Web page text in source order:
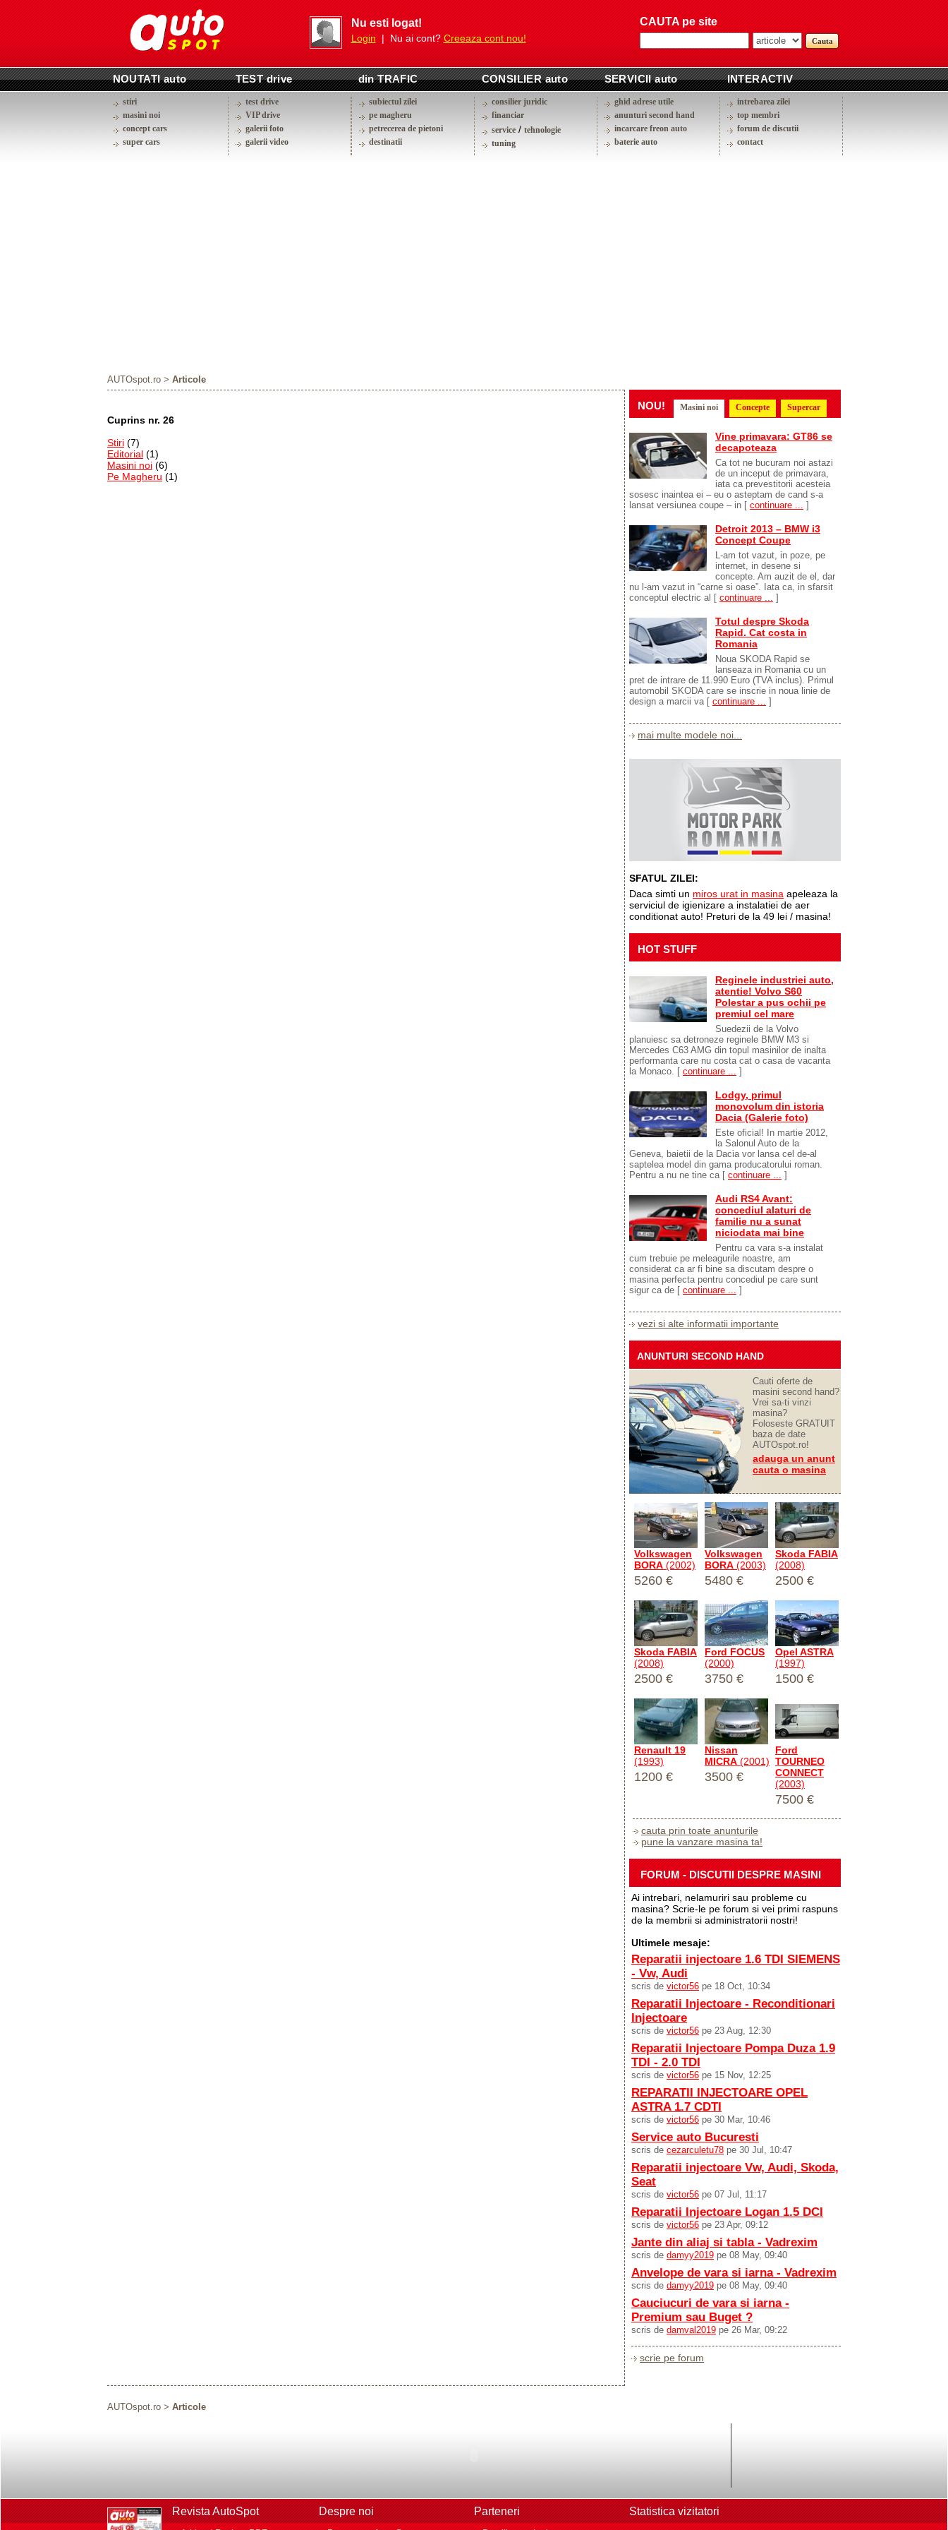
Nu esti logat!
Login| Nu ai cont?Creeaza cont nou!
CAUTA pe site
NOUTATI auto TEST drive din TRAFIC CONSILIER auto SERVICII auto INTERACTIV
stiri
masini noi
concept cars
super cars
test drive
VIP drive
galerii foto
galerii video
subiectul zilei
pe magheru
petrecerea de pietoni
destinatii
consilier juridic
financiar
service/ tehnologie
tuning
ghid adrese utile
anunturi second hand
incarcare freon auto
baterie auto
intrebarea zilei
top membri
forum de discutii
contact
AUTOspot.ro > Articole
Cuprins nr. 26
Stiri (7)
Editorial (1)
Masini noi (6)
Pe Magheru (1)
NOU! Masini noi Concepte Supercar
Vine primavara: GT86 se
decapoteaza
Ca tot ne bucuram noi astazi
de un inceput de primavara,
iata ca prevestitorii acesteia
sosesc inaintea ei – eu o asteptam de cand s-a
lansat versiunea coupe – in [ continuare ... ]
Detroit 2013 – BMW i3
Concept Coupe
L-am tot vazut, in poze, pe
internet, in desene si
concepte. Am auzit de el, dar
nu l-am vazut in “carne si oase”. Iata ca, in sfarsit
conceptul electric al [ continuare ... ]
Totul despre Skoda
Rapid. Cat costa in
Romania
Noua SKODA Rapid se
lanseaza in Romania cu un
pret de intrare de 11.990 Euro (TVA inclus). Primul
automobil SKODA care se inscrie in noua linie de
design a marcii va [ continuare ... ]
mai multe modele noi...
SFATUL ZILEI:
Daca simti un miros urat in masina apeleaza la
serviciul de igienizare a instalatiei de aer
conditionat auto! Preturi de la 49 lei / masina!
HOT STUFF
Reginele industriei auto,
atentie! Volvo S60
Polestar a pus ochii pe
premiul cel mare
Suedezii de la Volvo
planuiesc sa detroneze reginele BMW M3 si
Mercedes C63 AMG din topul masinilor de inalta
performanta care nu costa cat o casa de vacanta
la Monaco. [ continuare ... ]
Lodgy, primul
monovolum din istoria
Dacia (Galerie foto)
Este oficial! In martie 2012,
la Salonul Auto de la
Geneva, baietii de la Dacia vor lansa cel de-al
saptelea model din gama producatorului roman.
Pentru a nu ne tine ca [ continuare ... ]
Audi RS4 Avant:
concediul alaturi de
familie nu a sunat
niciodata mai bine
Pentru ca vara s-a instalat
cum trebuie pe meleagurile noastre, am
considerat ca ar fi bine sa discutam despre o
masina perfecta pentru concediul pe care sunt
sigur ca de [ continuare ... ]
vezi si alte informatii importante
ANUNTURI SECOND HAND
Cauti oferte de
masini second hand?
Vrei sa-ti vinzi
masina?
Foloseste GRATUIT
baza de date
AUTOspot.ro!
adauga un anunt
cauta o masina
Volkswagen
BORA (2002)
5260 €
Volkswagen
BORA (2003)
5480 €
Skoda FABIA
(2008)
2500 €
Skoda FABIA
(2008)
2500 €
Ford FOCUS
(2000)
3750 €
Opel ASTRA
(1997)
1500 €
Renault 19
(1993)
1200 €
Nissan
MICRA (2001)
3500 €
Ford
TOURNEO
CONNECT
(2003)
7500 €
cauta prin toate anunturile
pune la vanzare masina ta!
FORUM - DISCUTII DESPRE MASINI
Ai intrebari, nelamuriri sau probleme cu
masina? Scrie-le pe forum si vei primi raspuns
de la membrii si administratorii nostri!
Ultimele mesaje:
Reparatii injectoare 1.6 TDI SIEMENS
- Vw, Audi
scris de victor56 pe 18 Oct, 10:34
Reparatii Injectoare - Reconditionari
Injectoare
scris de victor56 pe 23 Aug, 12:30
Reparatii Injectoare Pompa Duza 1.9
TDI - 2.0 TDI
scris de victor56 pe 15 Nov, 12:25
REPARATII INJECTOARE OPEL
ASTRA 1.7 CDTI
scris de victor56 pe 30 Mar, 10:46
Service auto Bucuresti
scris de cezarculetu78 pe 30 Jul, 10:47
Reparatii injectoare Vw, Audi, Skoda,
Seat
scris de victor56 pe 07 Jul, 11:17
Reparatii Injectoare Logan 1.5 DCI
scris de victor56 pe 23 Apr, 09:12
Jante din aliaj si tabla - Vadrexim
scris de damyy2019 pe 08 May, 09:40
Anvelope de vara si iarna - Vadrexim
scris de damyy2019 pe 08 May, 09:40
Cauciucuri de vara si iarna -
Premium sau Buget ?
scris de damval2019 pe 26 Mar, 09:22
scrie pe forum
AUTOspot.ro > Articole
Revista AutoSpot Despre noi Parteneri Statistica vizitatori